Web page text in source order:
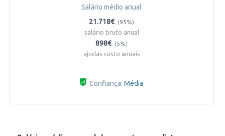
Salário médio anual
21.718€ (95%)
salário bruto anual
898€ (5%)
ajudas custo anuais
Confiança: Média